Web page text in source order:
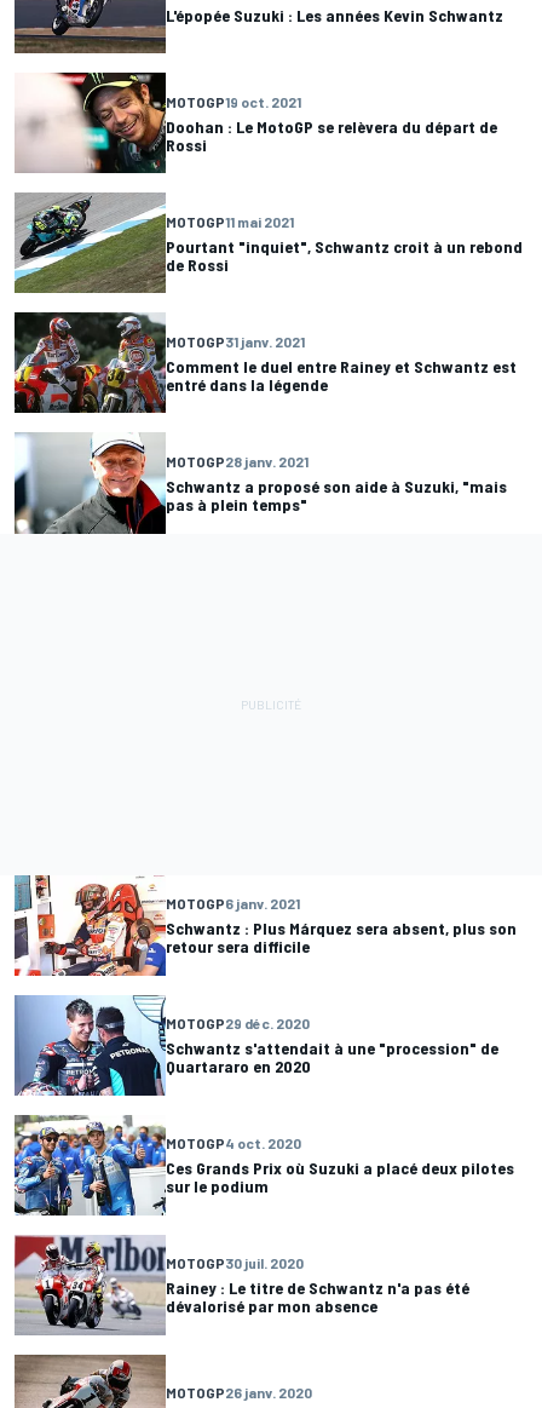
L'épopée Suzuki : Les années Kevin Schwantz
MOTOGP19 oct. 2021
Doohan : Le MotoGP se relèvera du départ de
Rossi
MOTOGP11 mai 2021
Pourtant "inquiet", Schwantz croit à un rebond
de Rossi
MOTOGP31 janv. 2021
Comment le duel entre Rainey et Schwantz est
entré dans la légende
MOTOGP28 janv. 2021
Schwantz a proposé son aide à Suzuki, "mais
pas à plein temps"
MOTOGP6 janv. 2021
Schwantz : Plus Márquez sera absent, plus son
retour sera difficile
MOTOGP29 déc. 2020
Schwantz s'attendait à une "procession" de
Quartararo en 2020
MOTOGP4 oct. 2020
Ces Grands Prix où Suzuki a placé deux pilotes
sur le podium
MOTOGP30 juil. 2020
Rainey : Le titre de Schwantz n'a pas été
dévalorisé par mon absence
MOTOGP26 janv. 2020